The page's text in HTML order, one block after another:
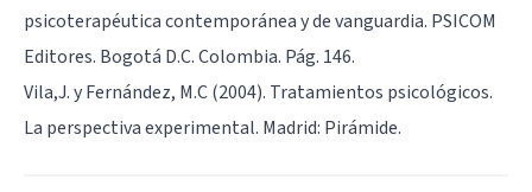
psicoterapéutica contemporánea y de vanguardia. PSICOM
Editores. Bogotá D.C. Colombia. Pág. 146.
Vila,J. y Fernández, M.C (2004). Tratamientos psicológicos.
La perspectiva experimental. Madrid: Pirámide.